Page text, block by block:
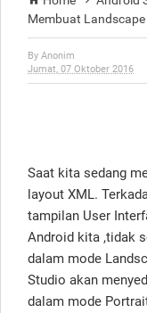
Membuat
By Anonim
Jumat, 07 Oktober 2016
Saat kita sedang
layout XML.
tampilan User
Android kita ,tidak
dalam mode
Studio akan
dalam mode